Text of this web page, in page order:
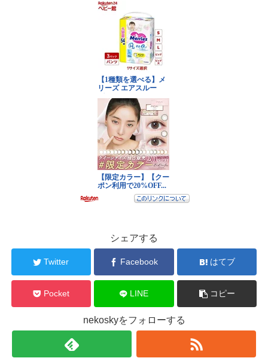
シェアする
Twitter Facebook はてブ
Pocket LINE コピー
nekoskyをフォローする